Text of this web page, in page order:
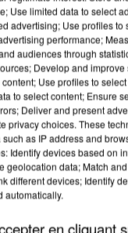
CANICULES,
SONT...
Use limited data to select
advertising; Use profiles to
performance;
audiences through
Develop and improve
Use profiles to
to select content; Ensure
Deliver and present
privacy choices. These
as IP address and
Identify devices based on
geolocation data; Match
different devices; Identify
automatically.
en cliquant